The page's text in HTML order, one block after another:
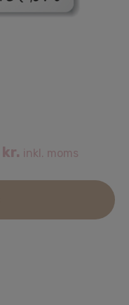
kr. inkl. moms